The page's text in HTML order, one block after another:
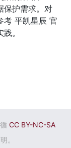
保护需求。对
考 平凯星辰 官
。
CC BY-NC-SA
。